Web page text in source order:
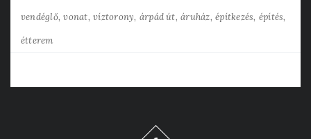
vendéglő vonat víztorony árpád út áruház építkezés építés
étterem